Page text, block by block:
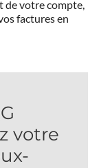
de votre compte,
factures en
votre